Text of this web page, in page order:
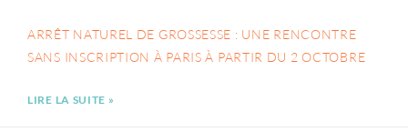
ARRÊT NATUREL DE GROSSESSE : UNE RENCONTRE
SANS INSCRIPTION À PARIS À PARTIR DU 2 OCTOBRE
LIRE LA SUITE »